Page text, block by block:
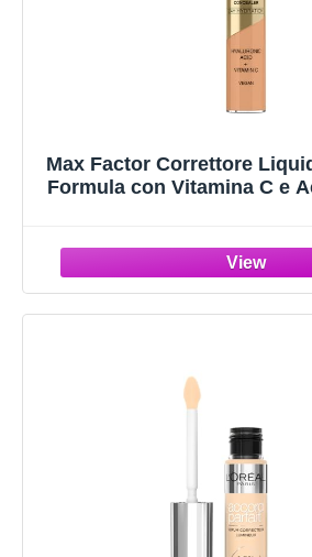
Max Factor Correttore
Formula con Vitamina C e